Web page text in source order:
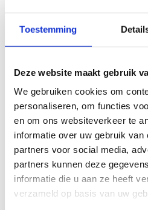
Toestemming
Deze website maakt gebruik
We gebruiken cookies om
personaliseren, om functies
en om ons websiteverkeer te
informatie over uw gebruik van
partners voor social media,
partners kunnen deze
informatie die u aan ze heeft
verzameld op basis van uw
Fietstochten
stippelen, waarbij boeiende
tussenstops voor het grijpen
fietstochten met accent op
oorlogsverleden van de
Ook de kust ligt op
veilige en verkeersluwe wegen.
Voor het uitstippelen van
kaarten “fietsnetwerk
Nieuwpoort, Veurne, …) en